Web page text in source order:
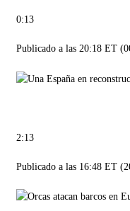
0:13
Publicado a las 20:18 ET
2:13
Publicado a las 16:48 ET